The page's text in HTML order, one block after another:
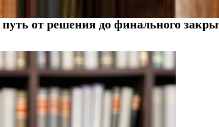
от решения до финального